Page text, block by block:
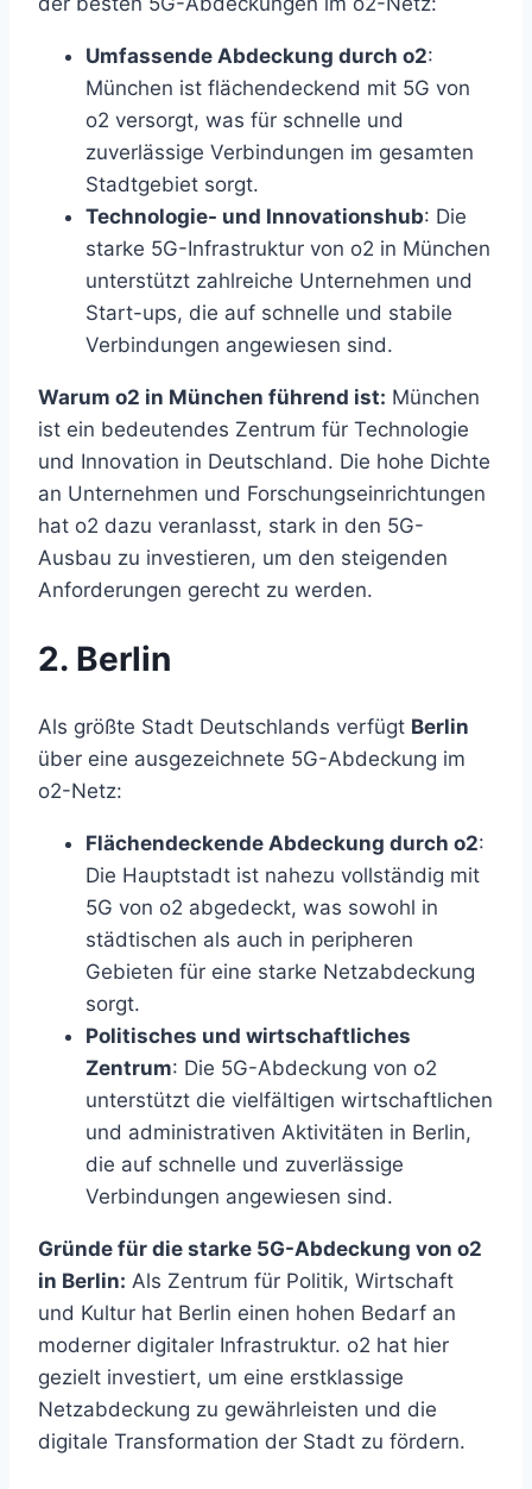
Umfassende Abdeckung durch o2:
München ist flächendeckend mit 5G von
o2 versorgt, was für schnelle und
zuverlässige Verbindungen im gesamten
Stadtgebiet sorgt.
Technologie- und Innovationshub: Die
starke 5G-Infrastruktur von o2 in München
unterstützt zahlreiche Unternehmen und
Start-ups, die auf schnelle und stabile
Verbindungen angewiesen sind.
Warum o2 in München führend ist: München
ist ein bedeutendes Zentrum für Technologie
und Innovation in Deutschland. Die hohe Dichte
an Unternehmen und Forschungseinrichtungen
hat o2 dazu veranlasst, stark in den 5G-
Ausbau zu investieren, um den steigenden
Anforderungen gerecht zu werden.
2. Berlin
Als größte Stadt Deutschlands verfügt Berlin
über eine ausgezeichnete 5G-Abdeckung im
o2-Netz:
Flächendeckende Abdeckung durch o2:
Die Hauptstadt ist nahezu vollständig mit
5G von o2 abgedeckt, was sowohl in
städtischen als auch in peripheren
Gebieten für eine starke Netzabdeckung
sorgt.
Politisches und wirtschaftliches
Zentrum: Die 5G-Abdeckung von o2
unterstützt die vielfältigen wirtschaftlichen
und administrativen Aktivitäten in Berlin,
die auf schnelle und zuverlässige
Verbindungen angewiesen sind.
Gründe für die starke 5G-Abdeckung von o2
in Berlin: Als Zentrum für Politik, Wirtschaft
und Kultur hat Berlin einen hohen Bedarf an
moderner digitaler Infrastruktur. o2 hat hier
gezielt investiert, um eine erstklassige
Netzabdeckung zu gewährleisten und die
digitale Transformation der Stadt zu fördern.